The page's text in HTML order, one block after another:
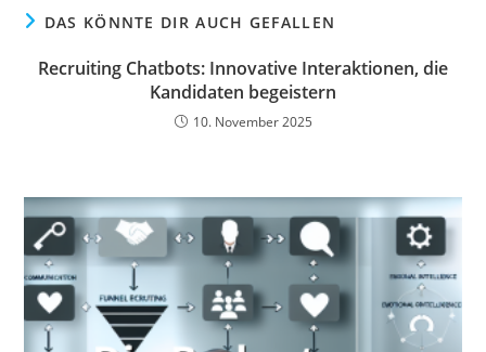
DAS KÖNNTE DIR AUCH GEFALLEN
Recruiting Chatbots: Innovative Interaktionen, die
Kandidaten begeistern
10. November 2025